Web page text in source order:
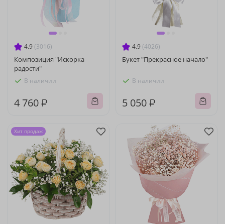
4.9 (3016)
Композиция "Искорка
радости"
В наличии
4 760 ₽
4.9 (4026)
Букет "Прекрасное начало"
В наличии
5 050 ₽
Хит продаж